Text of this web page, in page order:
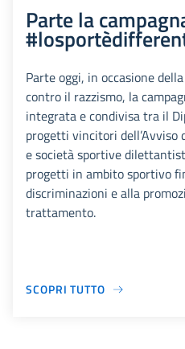
Parte la
Parte oggi, in occasione
contro il razzismo, la
integrata e condivisa tra il
progetti vincitori dell’Avviso
e società sportive
progetti in ambito sportivo
discriminazioni e alla
trattamento.
SCOPRI TUTTO